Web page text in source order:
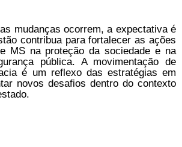
mudanças ocorrem, a expectativa é
contribua para fortalecer as ações
MS na proteção da sociedade e na
pública. A movimentação de
é um reflexo das estratégias em
novos desafios dentro do contexto